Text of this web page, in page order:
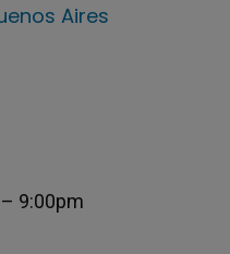
Aires
9:00pm